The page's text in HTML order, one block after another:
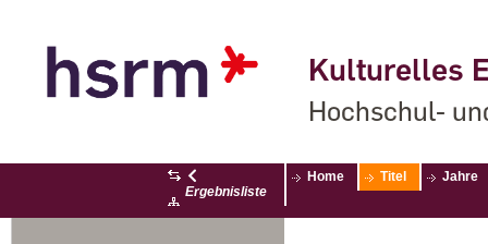
Kulturelles
Hochschul-
Ergebnisliste
Home Titel Jahre